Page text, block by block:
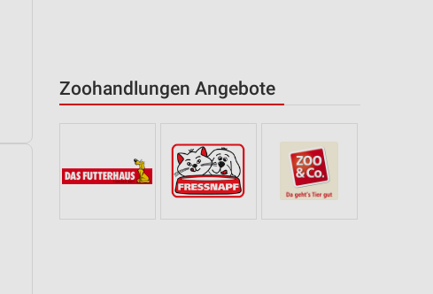
Zoohandlungen Angebote